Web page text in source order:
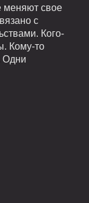
меняют свое
с
Кого-
Кому-то
Одни